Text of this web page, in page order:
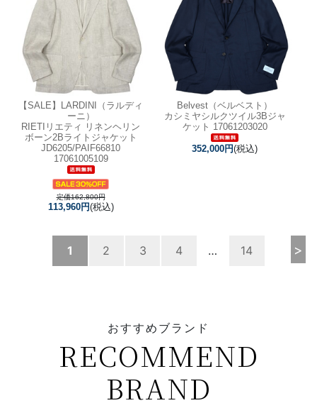
【SALE】
LARDINI（ラルディ
ーニ）
RIETIリエティ リネンヘリン
ボーン2Bライトジャケット
JD6205/PAIF66810
17061005109
定価162,800円
113,960円(税込)
Belvest（ベルベスト）
カシミヤシルクツイル3Bジャ
ケット 17061203020
352,000円(税込)
>
1 2 3 4 … 14
おすすめブランド
RECOMMEND
BRAND